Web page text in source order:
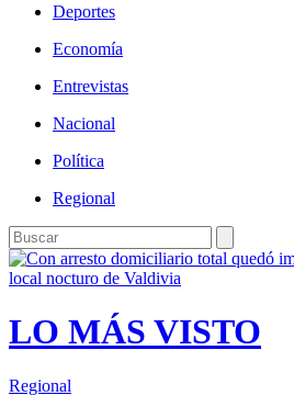
Deportes
Economía
Entrevistas
Nacional
Política
Regional
LO MÁS VISTO
Regional